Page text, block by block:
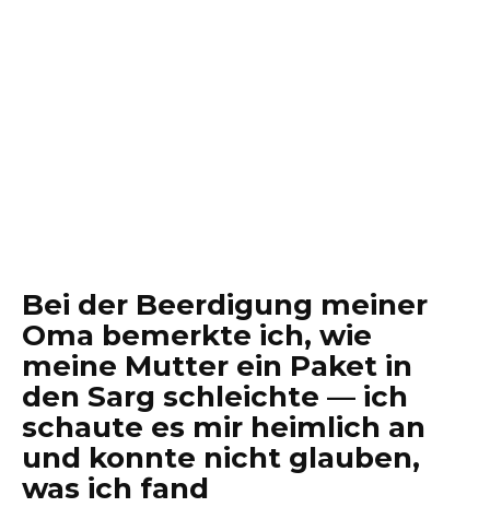
Bei der Beerdigung meiner
Oma bemerkte ich, wie
meine Mutter ein Paket in
den Sarg schleichte — ich
schaute es mir heimlich an
und konnte nicht glauben,
was ich fand